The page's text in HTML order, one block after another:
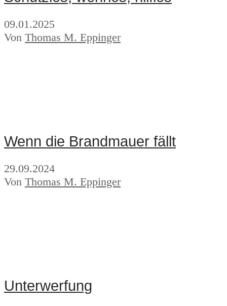
09.01.2025
Von Thomas M. Eppinger
Wenn die Brandmauer fällt
29.09.2024
Von Thomas M. Eppinger
Unterwerfung